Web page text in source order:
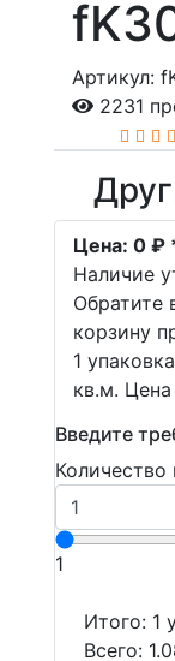
Артикул:
2231
Цена: 0 ₽
Наличие
Обратите
корзину
1
кв.м.
Введите
Количество
1
Итого: 1
Всего: